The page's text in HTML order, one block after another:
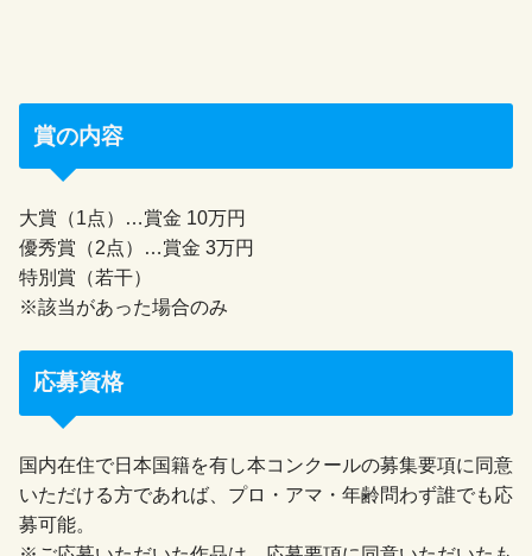
賞の内容
大賞（1点）…賞金 10万円
優秀賞（2点）…賞金 3万円
特別賞（若干）
※該当があった場合のみ
応募資格
国内在住で日本国籍を有し本コンクールの募集要項に同意
いただける方であれば、プロ・アマ・年齢問わず誰でも応
募可能。